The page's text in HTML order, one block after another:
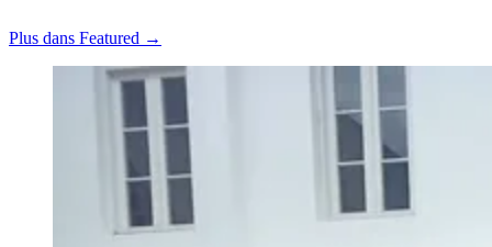
Plus dans Featured →